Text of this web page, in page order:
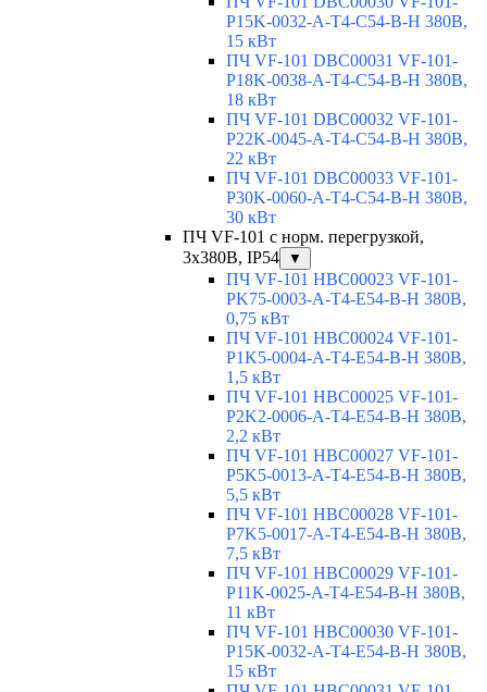
P15K-0032-A-T4-C54-B-H 380В,
15 кВт
ПЧ VF-101 DBC00031 VF-101-
P18K-0038-A-T4-C54-B-H 380В,
18 кВт
ПЧ VF-101 DBC00032 VF-101-
P22K-0045-A-T4-C54-B-H 380В,
22 кВт
ПЧ VF-101 DBC00033 VF-101-
P30K-0060-A-T4-C54-B-H 380В,
30 кВт
ПЧ VF-101 с норм. перегрузкой,
3x380В, IP54
▼
ПЧ VF-101 HBC00023 VF-101-
PK75-0003-A-T4-E54-B-H 380В,
0,75 кВт
ПЧ VF-101 HBC00024 VF-101-
P1K5-0004-A-T4-E54-B-H 380В,
1,5 кВт
ПЧ VF-101 HBC00025 VF-101-
P2K2-0006-A-T4-E54-B-H 380В,
2,2 кВт
ПЧ VF-101 HBC00027 VF-101-
P5K5-0013-A-T4-E54-B-H 380В,
5,5 кВт
ПЧ VF-101 HBC00028 VF-101-
P7K5-0017-A-T4-E54-B-H 380В,
7,5 кВт
ПЧ VF-101 HBC00029 VF-101-
P11K-0025-A-T4-E54-B-H 380В,
11 кВт
ПЧ VF-101 HBC00030 VF-101-
P15K-0032-A-T4-E54-B-H 380В,
15 кВт